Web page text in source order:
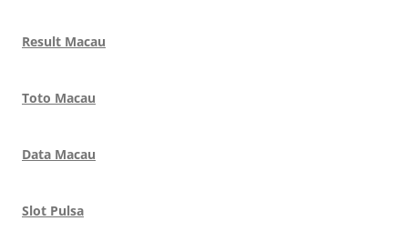
Result Macau
Toto Macau
Data Macau
Slot Pulsa